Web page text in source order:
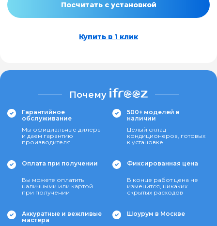
Посчитать с установкой
Купить в 1 клик
Почему
Гарантийное
обслуживание
Мы официальные дилеры
и даем гарантию
производителя
500+ моделей в
наличии
Целый склад
кондиционеров, готовых
к установке
Оплата при получении
Вы можете оплатить
наличными или картой
при получении
Фиксированная цена
В конце работ цена не
изменится, никаких
скрытых расходов
Аккуратные и вежливые
мастера
Шоурум в Москве